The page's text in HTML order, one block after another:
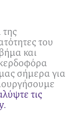
του
και
σήμερα για
τις